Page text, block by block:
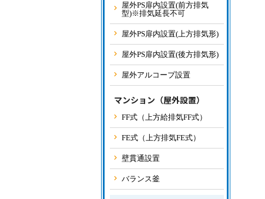
屋外PS扉内設置(前方排気
型)※排気延長不可
屋外PS扉内設置(上方排気形)
屋外PS扉内設置(後方排気形)
屋外アルコープ設置
マンション（屋外設置）
FF式（上方給排気FF式）
FE式（上方排気FE式）
壁貫通設置
バランス釜